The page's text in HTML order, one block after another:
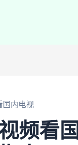
国内电视
频看